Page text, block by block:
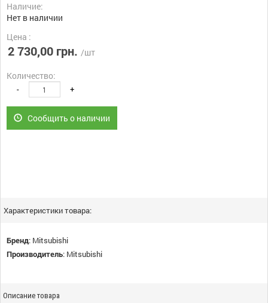
Наличие:
Нет в наличии
Цена :
2 730,00 грн. /шт
Количество:
- +
Сообщить о наличии
Характеристики товара:
Бренд: Mitsubishi
Производитель: Mitsubishi
Описание товара